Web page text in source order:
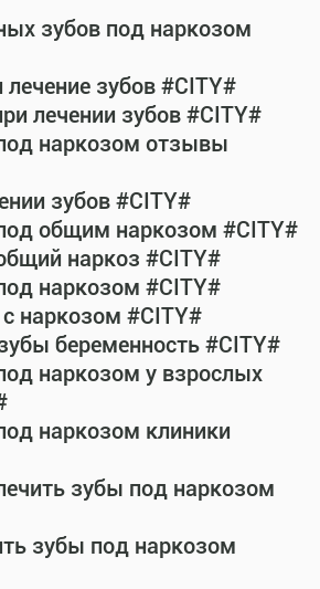
зубов под наркозом
лечение зубов #CITY#
лечении зубов #CITY#
наркозом отзывы
зубов #CITY#
общим наркозом #CITY#
наркоз #CITY#
наркозом #CITY#
наркозом #CITY#
беременность #CITY#
наркозом у взрослых
наркозом клиники
зубы под наркозом
зубы под наркозом